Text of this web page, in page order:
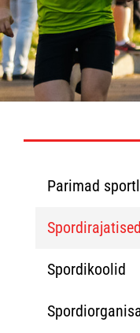
Parimad
Spordirajatised
Spordikoolid